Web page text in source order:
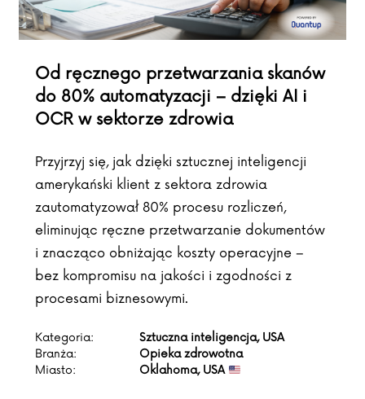
Od ręcznego przetwarzania skanów
do 80% automatyzacji – dzięki AI i
OCR w sektorze zdrowia
Przyjrzyj się, jak dzięki sztucznej inteligencji
amerykański klient z sektora zdrowia
zautomatyzował 80% procesu rozliczeń,
eliminując ręczne przetwarzanie dokumentów
i znacząco obniżając koszty operacyjne –
bez kompromisu na jakości i zgodności z
procesami biznesowymi.
Kategoria:
Sztuczna inteligencja, USA
Branża:
Opieka zdrowotna
Miasto:
Oklahoma, USA